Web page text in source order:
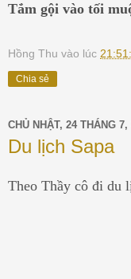
Tắm gội vào tối
Hồng Thu vào lúc
Chia sẻ
CHỦ NHẬT, 24 THÁNG 7,
Du lịch Sapa
Theo Thầy cô đi du